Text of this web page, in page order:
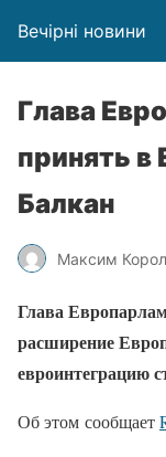
Вечірні новини
Глава
принять
Балкан
Максим
Глава
расширение
евроинтеграцию
Об этом сообщает